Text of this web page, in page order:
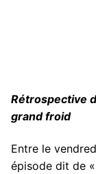
Rétrospective
grand froid
Entre le
épisode dit de